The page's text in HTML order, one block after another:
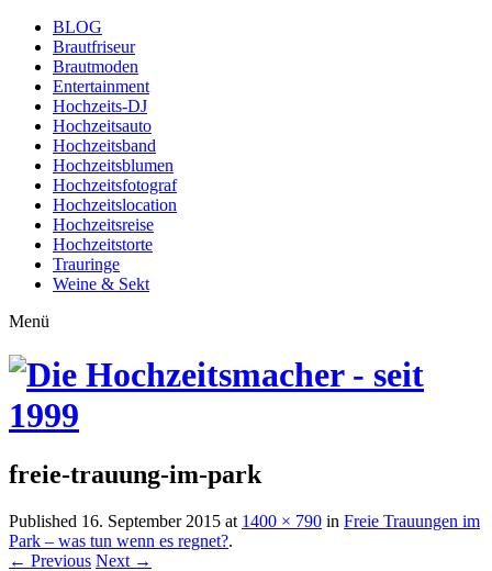
BLOG
Brautfriseur
Brautmoden
Entertainment
Hochzeits-DJ
Hochzeitsauto
Hochzeitsband
Hochzeitsblumen
Hochzeitsfotograf
Hochzeitslocation
Hochzeitsreise
Hochzeitstorte
Trauringe
Weine & Sekt
Menü
freie-trauung-im-park
Published 16. September 2015 at 1400 × 790 in Freie Trauungen im
Park – was tun wenn es regnet?.
← Previous Next →